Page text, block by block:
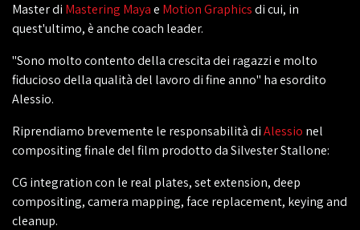
Master di Mastering Mayae Motion Graphicsdi cui, in
quest'ultimo, è anche coach leader.
"Sono molto contento della crescita dei ragazzi e molto
fiducioso della qualità del lavoro di fine anno" ha esordito
Alessio.
Riprendiamo brevemente le responsabilità diAlessio nel
compositing finale del film prodotto da Silvester Stallone:
CG integration con le real plates, set extension, deep
compositing, camera mapping, face replacement, keying and
cleanup.